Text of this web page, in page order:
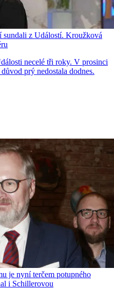
sundali z Událostí. Kroužková
necelé tři roky. V prosinci
prý nedostala dodnes.
je nyní terčem potupného
i Schillerovou